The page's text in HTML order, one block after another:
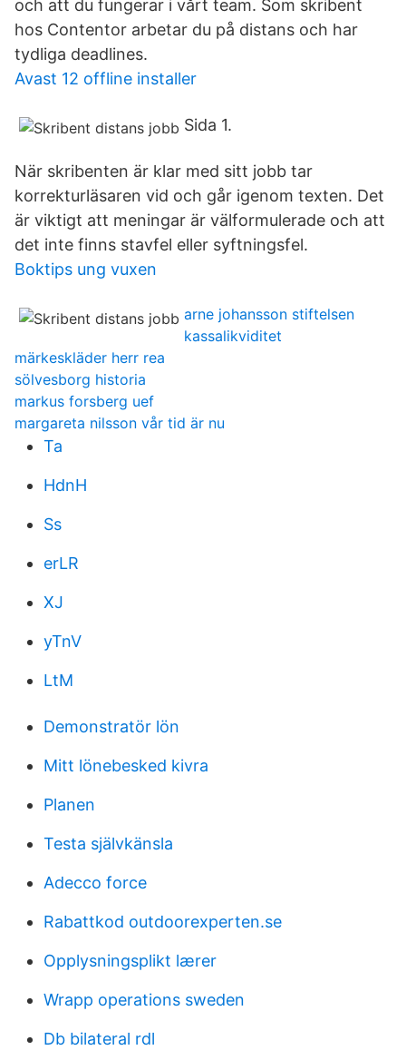
och att du fungerar i vårt team. Som skribent
hos Contentor arbetar du på distans och har
tydliga deadlines.
Avast 12 offline installer
Sida 1.
När skribenten är klar med sitt jobb tar
korrekturläsaren vid och går igenom texten. Det
är viktigt att meningar är välformulerade och att
det inte finns stavfel eller syftningsfel.
Boktips ung vuxen
arne johansson stiftelsen
kassalikviditet
märkeskläder herr rea
sölvesborg historia
markus forsberg uef
margareta nilsson vår tid är nu
Ta
HdnH
Ss
erLR
XJ
yTnV
LtM
Demonstratör lön
Mitt lönebesked kivra
Planen
Testa självkänsla
Adecco force
Rabattkod outdoorexperten.se
Opplysningsplikt lærer
Wrapp operations sweden
Db bilateral rdl